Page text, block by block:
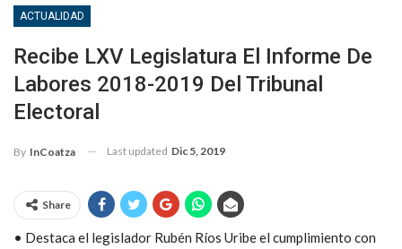
ACTUALIDAD
Recibe LXV Legislatura El Informe De
Labores 2018-2019 Del Tribunal
Electoral
By InCoatza Last updated Dic 5, 2019
Share
• Destaca el legislador Rubén Ríos Uribe el cumplimiento con